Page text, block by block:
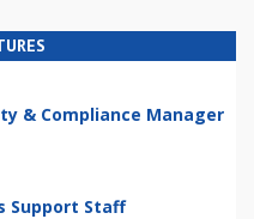
& Compliance Manager
Support Staff